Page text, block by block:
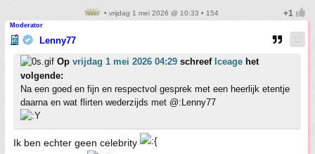
• vrijdag 1 mei 2026 @ 10:33 • 154
Moderator
Lenny77
Op vrijdag 1 mei 2026 04:29 schreef Iceage het
volgende:
Na een goed en fijn en respectvol gesprek met een heerlijk etentje
daarna en wat flirten wederzijds met @:Lenny77
Ik ben echter geen celebrity